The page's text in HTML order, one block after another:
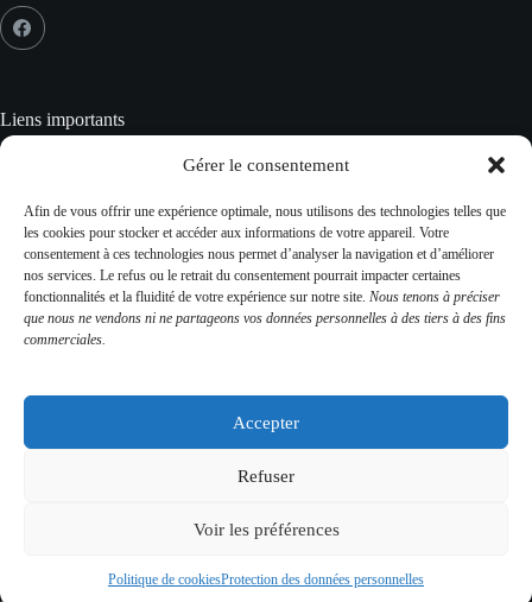
Gérer le consentement
Afin de vous offrir une expérience optimale, nous utilisons des technologies telles que
les cookies pour stocker et accéder aux informations de votre appareil. Votre
consentement à ces technologies nous permet d’analyser la navigation et d’améliorer
nos services. Le refus ou le retrait du consentement pourrait impacter certaines
fonctionnalités et la fluidité de votre expérience sur notre site. Nous tenons à préciser
que nous ne vendons ni ne partageons vos données personnelles à des tiers à des fins
commerciales.
Accepter
Refuser
Voir les préférences
Politique de cookiesProtection des données personnelles
Liens importants
Données personnelles
Gestion des cookies
Plan du site
CGV
Contact Info
481 rue du château 43230 Domeyrat
Contactez-nous
Copyright © 2026 - Château de Domeyrat – Domeyrat
Réinventé !